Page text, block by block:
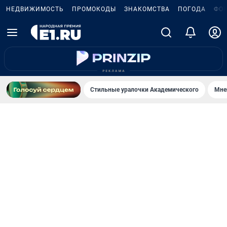
НЕДВИЖИМОСТЬ ПРОМОКОДЫ ЗНАКОМСТВА ПОГОДА
Стильные уралочки Академического